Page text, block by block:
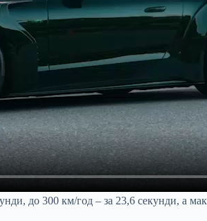
до 300 км/год – за 23,6 секунди, а